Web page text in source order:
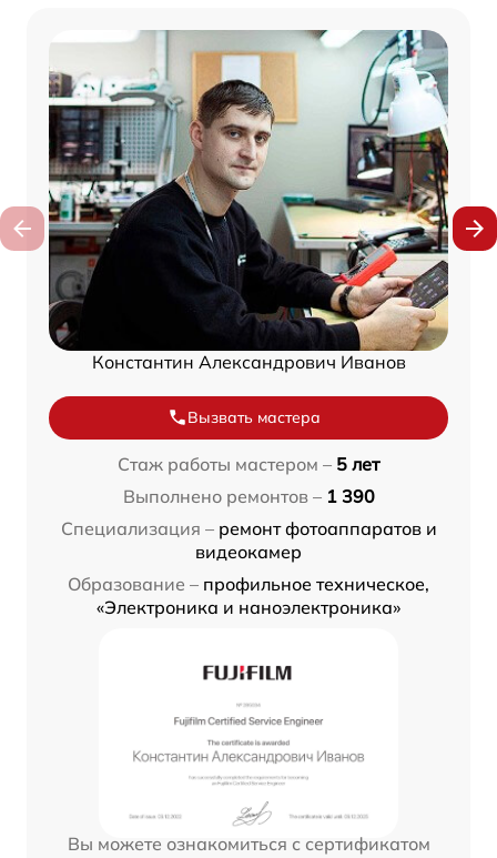
Константин Александрович Иванов
Вызвать мастера
Стаж работы мастером – 5 лет
Выполнено ремонтов – 1 390
Специализация – ремонт фотоаппаратов и
видеокамер
Образование – профильное техническое,
«Электроника и наноэлектроника»
Вы можете ознакомиться с сертификатом